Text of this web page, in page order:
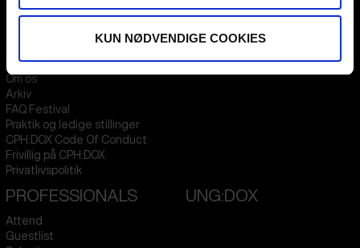
KUN NØDVENDIGE COOKIES
FESTIVAL 2026 DA
Presseinfo
Om os
Arkiv
FAQ Festival
Praktik og ledige stillinger
CPH:DOX Code Of Conduct
Frivillig på CPH:DOX
Privatlivspolitik
STREAMING
PARA:DOX
PROFESSIONALS
Attend
Guestlist
UNG:DOX